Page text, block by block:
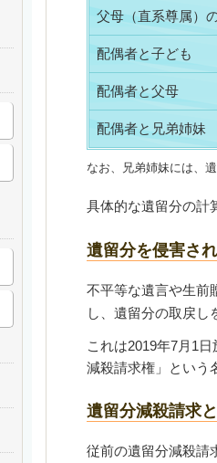
父母（直系尊属）
配偶者と子ども
配偶者と父母
配偶者と兄弟姉妹
なお、兄弟姉妹には、
具体的な遺留分の計
遺留分を侵害さ
不平等な遺言や生前
し、遺留分の取戻し
これは2019年7月1
減殺請求権」という
遺留分減殺請求
従前の遺留分減殺請